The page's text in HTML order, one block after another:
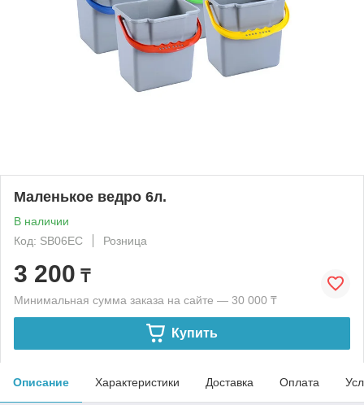
Маленькое ведро 6л.
В наличии
Код: SB06EC
Розница
3 200 ₸
Минимальная сумма заказа на сайте — 30 000 ₸
Купить
Описание Характеристики Доставка Оплата